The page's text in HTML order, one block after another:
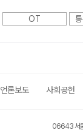
OT
언론보도 사회공헌
06643 서